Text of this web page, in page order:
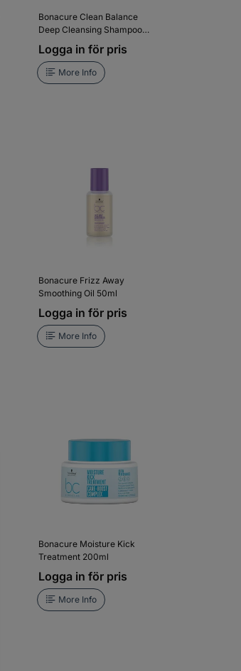
Bonacure Clean Balance
Deep Cleansing Shampoo
250ml
Logga in för pris
More Info
Bonacure Frizz Away
Smoothing Oil 50ml
Logga in för pris
More Info
Bonacure Moisture Kick
Treatment 200ml
Logga in för pris
More Info